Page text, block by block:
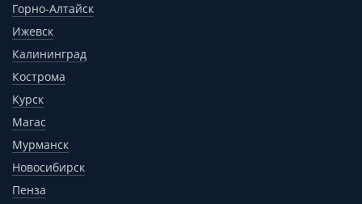
Горно-Алтайск
Ижевск
Калининград
Кострома
Курск
Магас
Мурманск
Новосибирск
Пенза